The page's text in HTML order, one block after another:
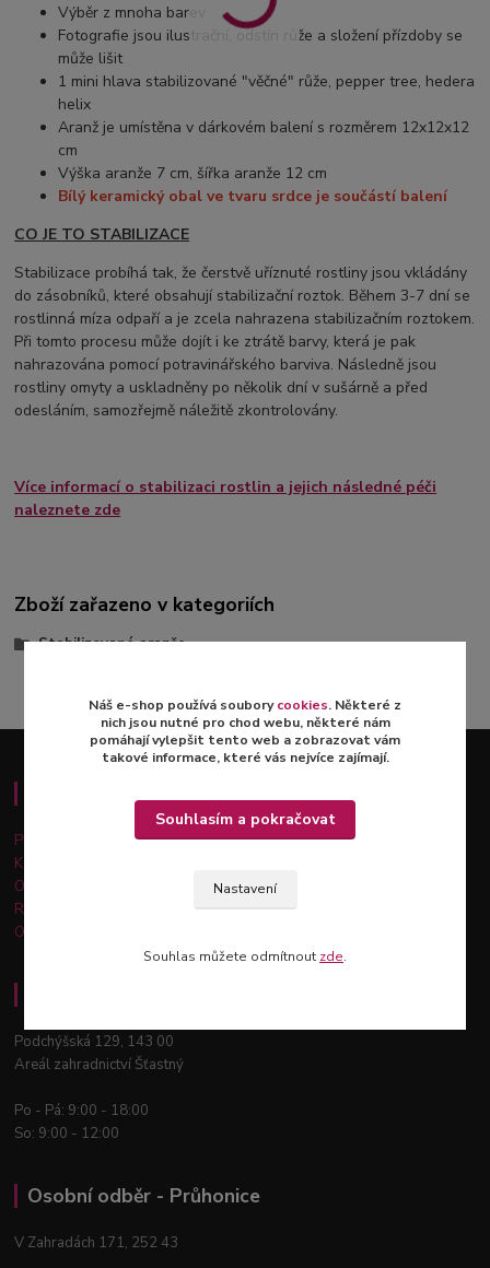
Výběr z mnoha barev
Fotografie jsou ilustrační, odstín růže a složení přízdoby se
může lišit
1 mini hlava stabilizované "věčné" růže, pepper tree, hedera
helix
Aranž je umístěna v dárkovém balení s rozměrem 12x12x12
cm
Výška aranže 7 cm, šířka aranže 12 cm
Bílý keramický obal ve tvaru srdce je součástí balení
CO JE TO STABILIZACE
Stabilizace probíhá tak, že čerstvě uříznuté rostliny jsou vkládány
do zásobníků, které obsahují stabilizační roztok. Během 3-7 dní se
rostlinná míza odpaří a je zcela nahrazena stabilizačním roztokem.
Při tomto procesu může dojít i ke ztrátě barvy, která je pak
nahrazována pomocí potravinářského barviva. Následně jsou
rostliny omyty a uskladněny po několik dní v sušárně a před
odesláním, samozřejmě náležitě zkontrolovány.
Více informací o stabilizaci rostlin a jejich následné péči
naleznete zde
Zboží zařazeno v kategoriích
Stabilizované aranže
Důležité informace
Platba a doprava
Kontakty
Obchodní podmínky
Reklamace a vrácení zboží
Ochrana osobních údajů
Podchýšská 129, 143 00
Areál zahradnictví Šťastný
Po - Pá: 9:00 - 18:00
So: 9:00 - 12:00
Osobní odběr - Průhonice
V Zahradách 171, 252 43
Náš e-shop používá souborycookies. Některé z
nich jsou nutné pro chod webu, některé nám
pomáhají vylepšit tento web a zobrazovat vám
takové informace, které vás nejvíce zajímají.
Nastavení
Souhlasím a pokračovat
Souhlas můžete odmítnout zde.